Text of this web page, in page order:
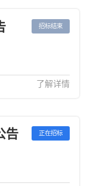
招标结束
了解详情
告 正在招标